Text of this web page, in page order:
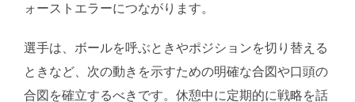
ォーストエラーにつながります。
選手は、ボールを呼ぶときやポジションを切り替える
ときなど、次の動きを示すための明確な合図や口頭の
合図を確立するべきです。休憩中に定期的に戦略を話